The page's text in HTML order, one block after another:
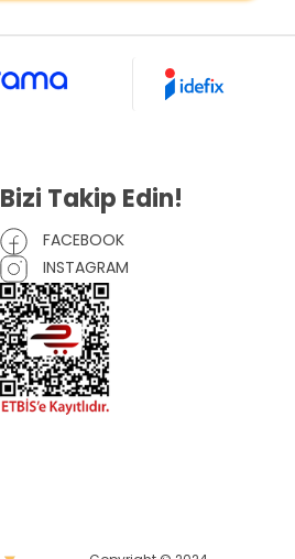
Bizi Takip Edin!
FACEBOOK
INSTAGRAM